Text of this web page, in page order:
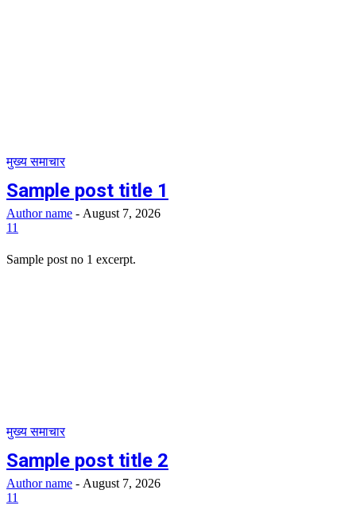
मुख्य समाचार
Sample post title 1
Author name - August 7, 2026
11
Sample post no 1 excerpt.
मुख्य समाचार
Sample post title 2
Author name - August 7, 2026
11